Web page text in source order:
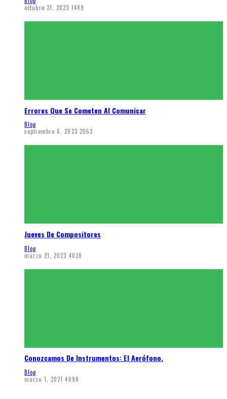
octubre 31, 2023 1489
Errores Que Se Cometen Al Comunicar
Blog
septiembre 6, 2023 2063
Jueves De Compositores
Blog
marzo 21, 2023 4020
Conozcamos De Instrumentos: El Aerófono.
Blog
marzo 1, 2021 4098